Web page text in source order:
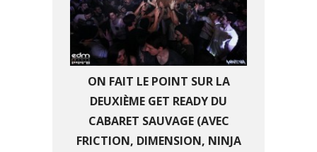
ON FAIT LE POINT SUR LA
DEUXIÈME GET READY DU
CABARET SAUVAGE (AVEC
FRICTION, DIMENSION, NINJA